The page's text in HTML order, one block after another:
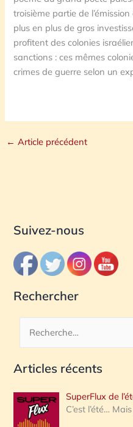
troisième partie de
plus en plus de gros
profitent des colonies
sanctions : ces mêmes
crimes de guerre selon un
← Article précédent
Suivez-nous
Rechercher
c
e
r
Articles récents
SuperFlux de
C’est l’été… Mais